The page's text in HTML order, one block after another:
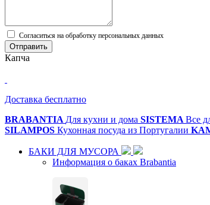
Cогласиться на обработку персональных данных
Отправить
Капча
Доставка бесплатно
BRABANTIA Для кухни и дома SISTEMA Все
SILAMPOS Кухонная посуда из Португалии
БАКИ ДЛЯ МУСОРА
Информация о баках Brabantia